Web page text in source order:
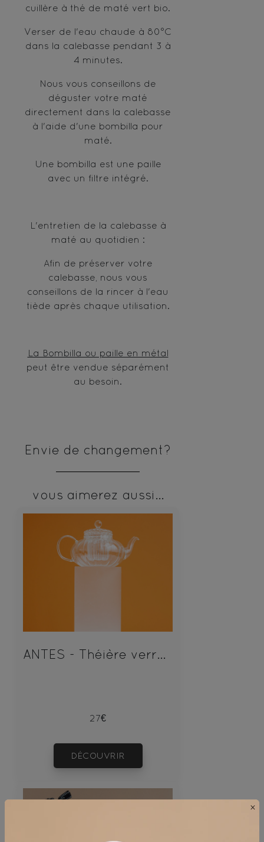
cuillère à thé de maté vert bio.
Verser de l'eau chaude à 80°C
dans la calebasse pendant 3 à
4 minutes.
Nous vous conseillons de
déguster votre maté
directement dans la calebasse
à l'aide d'une bombilla pour
maté.
Une bombilla est une paille
avec un filtre intégré.
L'entretien de la calebasse à
maté au quotidien :
Afin de préserver votre
calebasse, nous vous
conseillons de la rincer à l'eau
tiède après chaque utilisation.
La Bombilla ou paille en métal
peut être vendue séparément
au besoin.
Envie de changement?
vous aimerez aussi...
27€
DÉCOUVRIR
×